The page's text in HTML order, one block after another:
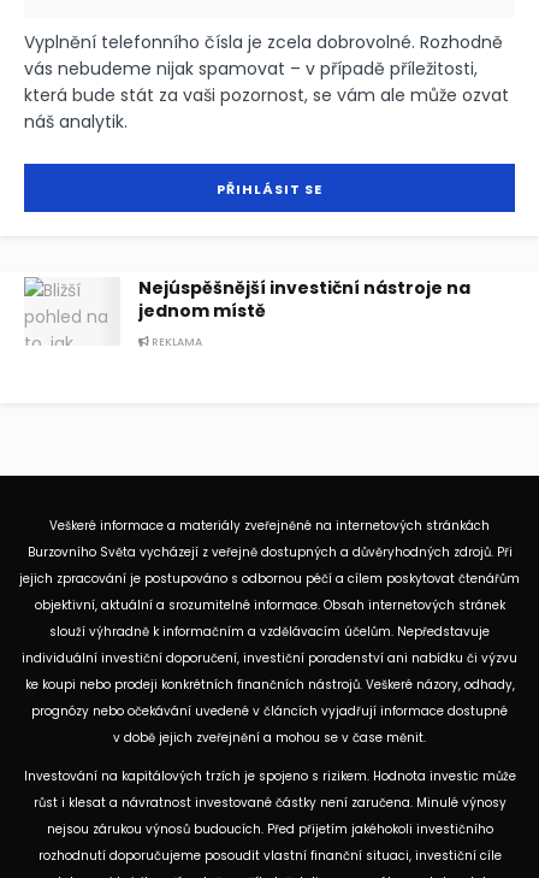
Vyplnění telefonního čísla je zcela dobrovolné. Rozhodně
vás nebudeme nijak spamovat – v případě příležitosti,
která bude stát za vaši pozornost, se vám ale může ozvat
náš analytik.
Nejúspěšnější investiční nástroje na
jednom místě
REKLAMA
Veškeré informace a materiály zveřejněné na internetových stránkách
Burzovního Světa vycházejí z veřejně dostupných a důvěryhodných zdrojů. Při
jejich zpracování je postupováno s odbornou péčí a cílem poskytovat čtenářům
objektivní, aktuální a srozumitelné informace. Obsah internetových stránek
slouží výhradně k informačním a vzdělávacím účelům. Nepředstavuje
individuální investiční doporučení, investiční poradenství ani nabídku či výzvu
ke koupi nebo prodeji konkrétních finančních nástrojů. Veškeré názory, odhady,
prognózy nebo očekávání uvedené v článcích vyjadřují informace dostupné
v době jejich zveřejnění a mohou se v čase měnit.
Investování na kapitálových trzích je spojeno s rizikem. Hodnota investic může
růst i klesat a návratnost investované částky není zaručena. Minulé výnosy
nejsou zárukou výnosů budoucích. Před přijetím jakéhokoli investičního
rozhodnutí doporučujeme posoudit vlastní finanční situaci, investiční cíle